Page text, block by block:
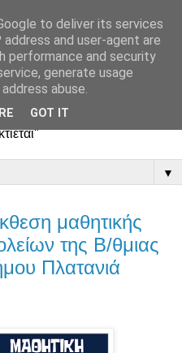
▼
μαθητικής
της Β/θμιας
Πλατανιά
to deliver its services
and user-agent are
performance and security
generate usage
abuse.
GOT IT